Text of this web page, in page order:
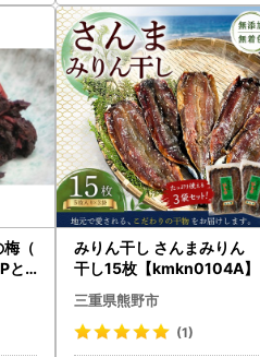
（
と
みりん干し さんまみりん
干し15枚【kmkn0104A】
三重県熊野市
(1)